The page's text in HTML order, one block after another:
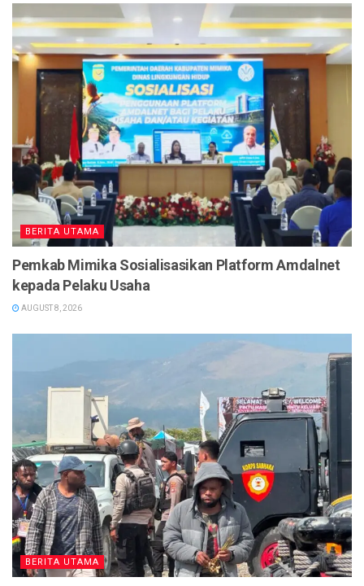
BERITA UTAMA
Pemkab Mimika Sosialisasikan Platform Amdalnet
kepada Pelaku Usaha
AUGUST 8, 2026
BERITA UTAMA